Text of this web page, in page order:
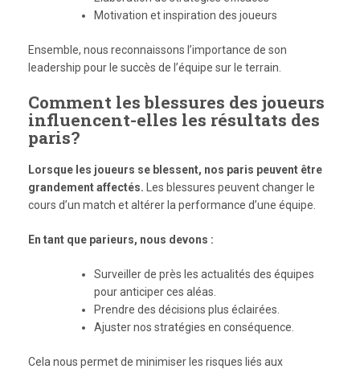
Motivation et inspiration des joueurs
Ensemble, nous reconnaissons l’importance de son
leadership pour le succès de l’équipe sur le terrain.
Comment les blessures des joueurs
influencent-elles les résultats des
paris?
Lorsque les joueurs se blessent, nos paris peuvent être
grandement affectés. Les blessures peuvent changer le
cours d’un match et altérer la performance d’une équipe.
En tant que parieurs, nous devons :
Surveiller de près les actualités des équipes
pour anticiper ces aléas.
Prendre des décisions plus éclairées.
Ajuster nos stratégies en conséquence.
Cela nous permet de minimiser les risques liés aux